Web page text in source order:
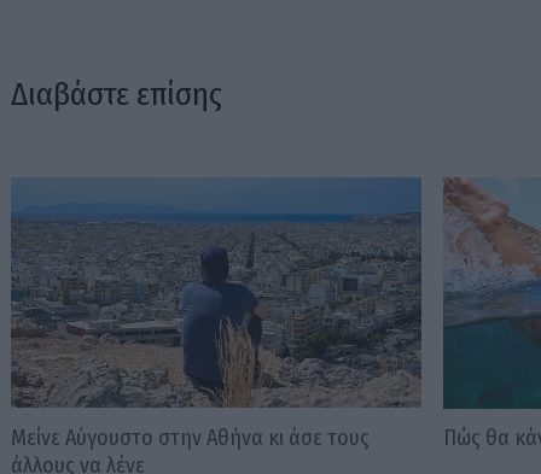
Διαβάστε επίσης
Μείνε Αύγουστο στην Αθήνα κι άσε τους
άλλους να λένε
Πώς θα